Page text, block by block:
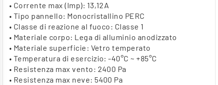
• Corrente max (Imp): 13,12A
• Tipo pannello: Monocristallino PERC
• Classe di reazione al fuoco: Classe 1
• Materiale corpo: Lega di alluminio anodizzato
• Materiale superficie: Vetro temperato
• Temperatura di esercizio: -40°C ~ +85°C
• Resistenza max vento: 2400 Pa
• Resistenza max neve: 5400 Pa